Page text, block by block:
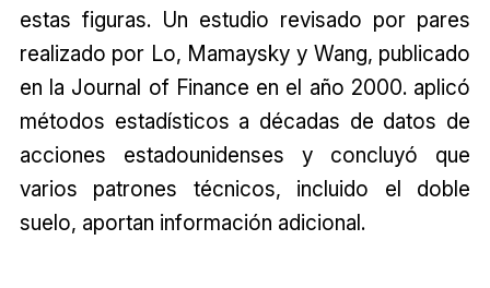
estas figuras. Un estudio revisado por pares
realizado por Lo, Mamaysky y Wang, publicado
en la Journal of Finance en el año 2000. aplicó
métodos estadísticos a décadas de datos de
acciones estadounidenses y concluyó que
varios patrones técnicos, incluido el doble
suelo, aportan información adicional.